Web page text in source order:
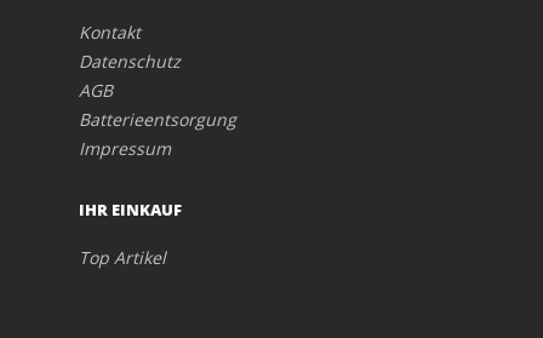
Kontakt
Datenschutz
AGB
Batterieentsorgung
Impressum
IHR EINKAUF
Top Artikel